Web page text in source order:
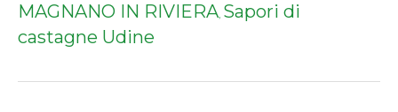
MAGNANO IN RIVIERA, Sapori di
castagne Udine